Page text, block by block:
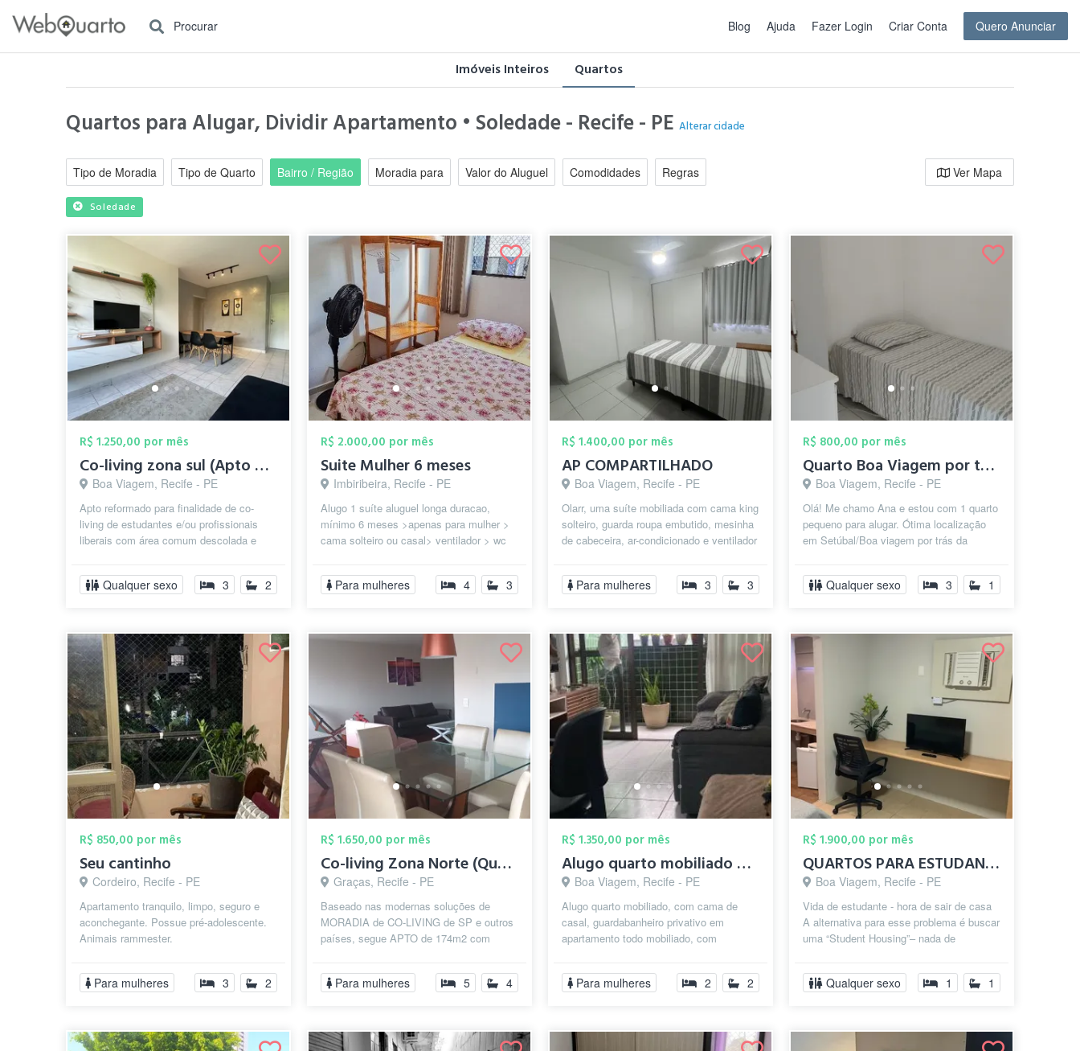
Procurar Blog Ajuda Fazer Login Criar Conta Quero Anunciar
Imóveis Inteiros Quartos
Quartos para Alugar, Dividir Apartamento • Soledade - Recife - PEAlterar cidade
Tipo de Moradia Tipo de Quarto Bairro / Região Moradia para Valor do Aluguel Comodidades Regras Ver Mapa
Soledade
R$ 1.250,00 por mês
Co-living zona sul (Apto ou quartos indi...
Boa Viagem, Recife - PE
Apto reformado para finalidade de co-
living de estudantes e/ou profissionais
liberais com área comum descolada e
Qualquer sexo 3 2
R$ 2.000,00 por mês
Suite Mulher 6 meses
Imbiribeira, Recife - PE
Alugo 1 suíte aluguel longa duracao,
mínimo 6 meses >apenas para mulher >
cama solteiro ou casal> ventilador > wc
Para mulheres 4 3
R$ 1.400,00 por mês
AP COMPARTILHADO
Boa Viagem, Recife - PE
Olarr, uma suíte mobiliada com cama king
solteiro, guarda roupa embutido, mesinha
de cabeceira, ar-condicionado e ventilador
Para mulheres 3 3
R$ 800,00 por mês
Quarto Boa Viagem por tras da escola ame...
Boa Viagem, Recife - PE
Olá! Me chamo Ana e estou com 1 quarto
pequeno para alugar. Ótima localização
em Setúbal/Boa viagem por trás da
Qualquer sexo 3 1
R$ 850,00 por mês
Seu cantinho
Cordeiro, Recife - PE
Apartamento tranquilo, limpo, seguro e
aconchegante. Possue pré-adolescente.
Animais rammester.
Para mulheres 3 2
R$ 1.650,00 por mês
Co-living Zona Norte (Quartos nas Graças...
Graças, Recife - PE
Baseado nas modernas soluções de
MORADIA de CO-LIVING de SP e outros
países, segue APTO de 174m2 com
individuais am...
Para mulheres 5 4
R$ 1.350,00 por mês
Alugo quarto mobiliado em Boa Viagem
Boa Viagem, Recife - PE
Alugo quarto mobiliado, com cama de
casal, guardabanheiro privativo em
apartamento todo mobiliado, com
piscina....
Para mulheres 2 2
R$ 1.900,00 por mês
QUARTOS PARA ESTUDANTES E EXECUTIVOS EM ...
Boa Viagem, Recife - PE
Vida de estudante - hora de sair de casa
A alternativa para esse problema é buscar
uma “Student Housing”– nada de
Qualquer sexo 1 1